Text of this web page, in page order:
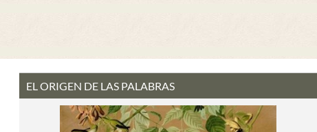
EL ORIGEN DE LAS PALABRAS